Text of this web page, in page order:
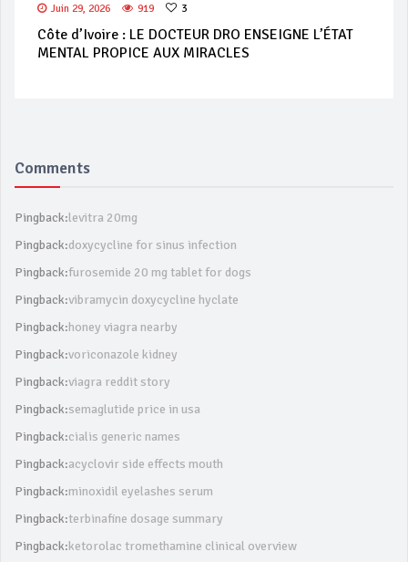
Juin 29, 2026 919 3
Côte d’Ivoire : LE DOCTEUR DRO ENSEIGNE L’ÉTAT
MENTAL PROPICE AUX MIRACLES
Comments
Pingback:levitra 20mg
Pingback:doxycycline for sinus infection
Pingback:furosemide 20 mg tablet for dogs
Pingback:vibramycin doxycycline hyclate
Pingback:honey viagra nearby
Pingback:voriconazole kidney
Pingback:viagra reddit story
Pingback:semaglutide price in usa
Pingback:cialis generic names
Pingback:acyclovir side effects mouth
Pingback:minoxidil eyelashes serum
Pingback:terbinafine dosage summary
Pingback:ketorolac tromethamine clinical overview